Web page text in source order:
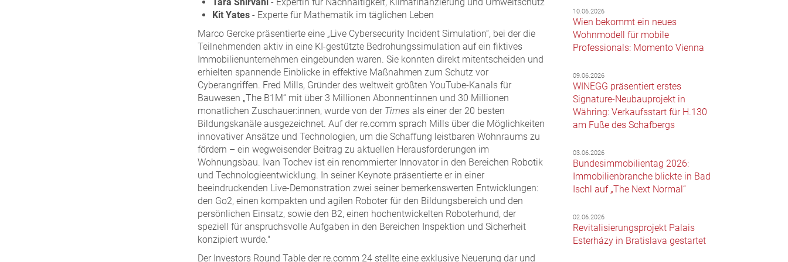
Kit Yates - Experte für Mathematik im täglichen Leben
Marco Gercke präsentierte eine „Live Cybersecurity Incident Simulation“, bei der die
Teilnehmenden aktiv in eine KI-gestützte Bedrohungssimulation auf ein fiktives
Immobilienunternehmen eingebunden waren. Sie konnten direkt mitentscheiden und
erhielten spannende Einblicke in effektive Maßnahmen zum Schutz vor
Cyberangriffen. Fred Mills, Gründer des weltweit größten YouTube-Kanals für
Bauwesen „The B1M“ mit über 3 Millionen Abonnent:innen und 30 Millionen
monatlichen Zuschauer:innen, wurde von der Times als einer der 20 besten
Bildungskanäle ausgezeichnet. Auf der re.comm sprach Mills über die Möglichkeiten
innovativer Ansätze und Technologien, um die Schaffung leistbaren Wohnraums zu
fördern – ein wegweisender Beitrag zu aktuellen Herausforderungen im
Wohnungsbau. Ivan Tochev ist ein renommierter Innovator in den Bereichen Robotik
und Technologieentwicklung. In seiner Keynote präsentierte er in einer
beeindruckenden Live-Demonstration zwei seiner bemerkenswerten Entwicklungen:
den Go2, einen kompakten und agilen Roboter für den Bildungsbereich und den
persönlichen Einsatz, sowie den B2, einen hochentwickelten Roboterhund, der
speziell für anspruchsvolle Aufgaben in den Bereichen Inspektion und Sicherheit
konzipiert wurde."
Der Investors Round Table der re.comm 24 stellte eine exklusive Neuerung dar und
10.06.2026
Wien bekommt ein neues
Wohnmodell für mobile
Professionals: Momento Vienna
09.06.2026
WINEGG präsentiert erstes
Signature-Neubauprojekt in
Währing: Verkaufsstart für H.130
am Fuße des Schafbergs
03.06.2026
Bundesimmobilientag 2026:
Immobilienbranche blickte in Bad
Ischl auf „The Next Normal“
02.06.2026
Revitalisierungsprojekt Palais
Esterházy in Bratislava gestartet